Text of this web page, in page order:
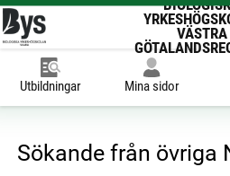
VÄSTRA
Utbildningar Mina sidor
Sökande från övriga